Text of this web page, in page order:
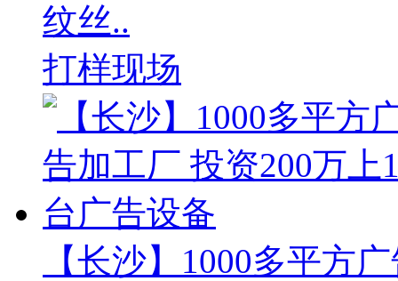
纹丝..
打样现场
【长沙】1000多平方